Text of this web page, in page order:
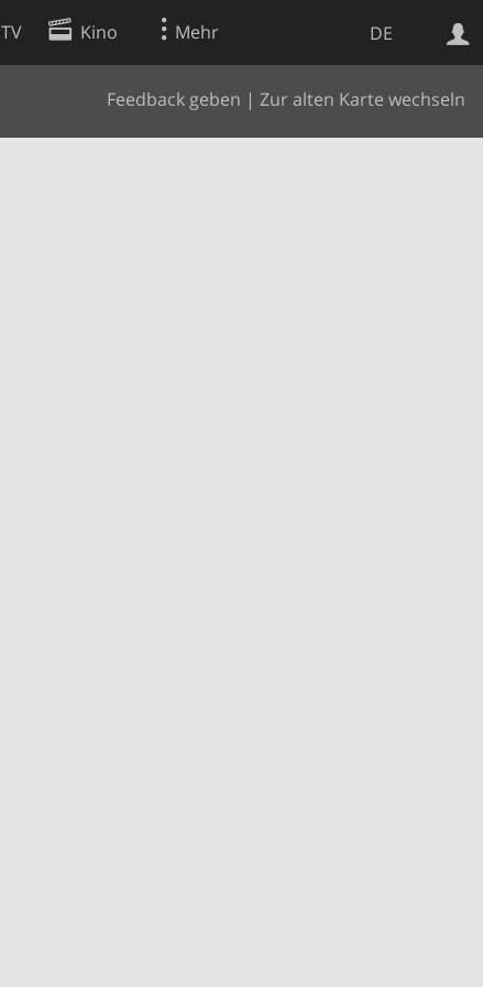
DE
TV Kino Mehr
Feedback geben | Zur alten Karte wechseln
Websuche